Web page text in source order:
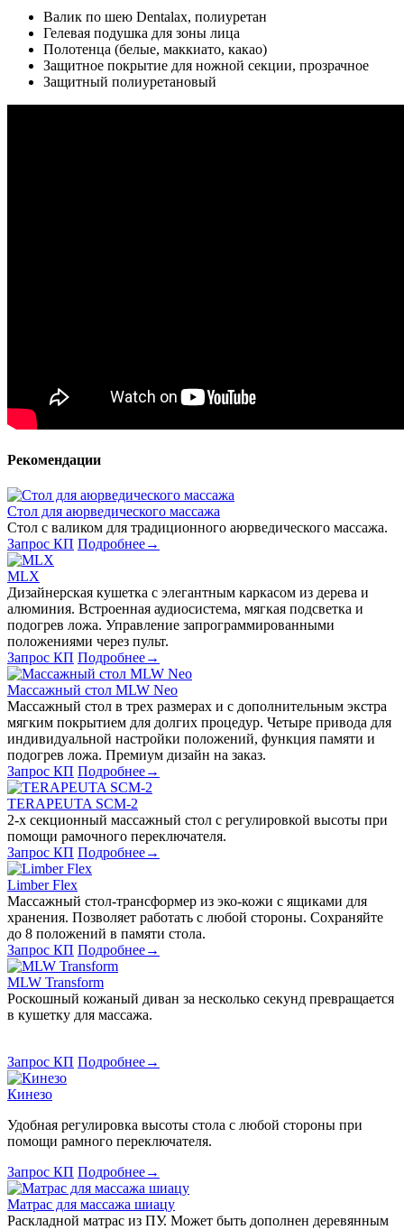
Валик по шею Dentalax, полиуретан
Гелевая подушка для зоны лица
Полотенца (белые, маккиато, какао)
Защитное покрытие для ножной секции, прозрачное
Защитный полиуретановый
Рекомендации
Стол для аюрведического массажа
Стол с валиком для традиционного аюрведического массажа.
Запрос КП Подробнее→
MLX
Дизайнерская кушетка с элегантным каркасом из дерева и
алюминия. Встроенная аудиосистема, мягкая подсветка и
подогрев ложа. Управление запрограммированными
положениями через пульт.
Запрос КП Подробнее→
Массажный стол MLW Neo
Массажный стол в трех размерах и с дополнительным экстра
мягким покрытием для долгих процедур. Четыре привода для
индивидуальной настройки положений, функция памяти и
подогрев ложа. Премиум дизайн на заказ.
Запрос КП Подробнее→
TERAPEUTA SCM-2
2-х секционный массажный стол с регулировкой высоты при
помощи рамочного переключателя.
Запрос КП Подробнее→
Limber Flex
Массажный стол-трансформер из эко-кожи с ящиками для
хранения. Позволяет работать с любой стороны. Сохраняйте
до 8 положений в памяти стола.
Запрос КП Подробнее→
MLW Transform
Роскошный кожаный диван за несколько секунд превращается
в кушетку для массажа.
Запрос КП Подробнее→
Кинезо
Удобная регулировка высоты стола с любой стороны при
помощи рамного переключателя.
Запрос КП Подробнее→
Матрас для массажа шиацу
Раскладной матрас из ПУ. Может быть дополнен деревянным